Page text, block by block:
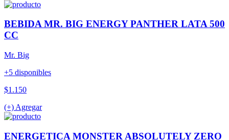
BEBIDA MR. BIG ENERGY PANTHER LATA 500
CC
Mr. Big
+5 disponibles
$1.150
(+) Agregar
ENERGETICA MONSTER ABSOLUTELY ZERO